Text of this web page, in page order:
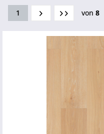
1 von 8